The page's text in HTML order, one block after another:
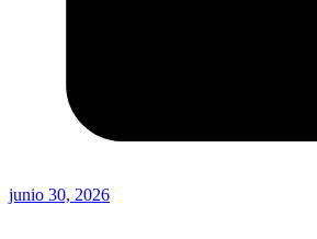
junio 30, 2026